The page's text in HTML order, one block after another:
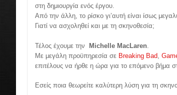
στη δημιουργία ενός έργου.
Από την άλλη, το ρίσκο γι’αυτή είναι ίσως
Γιατί να ασχοληθεί και με τη σκηνοθεσία;
Τέλος έχουμε την Michelle MacLaren
Με μεγάλη προϋπηρεσία σε Breaking Bad
επιτέλους να ήρθε η ώρα για το επόμενο βήμα
Εσείς ποια θεωρείτε καλύτερη λύση για τη